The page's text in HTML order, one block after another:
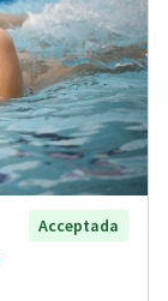
Acceptada